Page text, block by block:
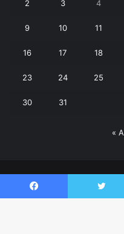
2 3 4
9 10 11
16 17 18
23 24 25
30 31
«
© Copyright 2026, All
क्राइम
बड़ी खबर पर्यटन शिक्षा
Facebook Twitter